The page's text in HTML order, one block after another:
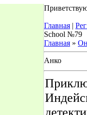
Главная |
School №79
Главная »
Анко